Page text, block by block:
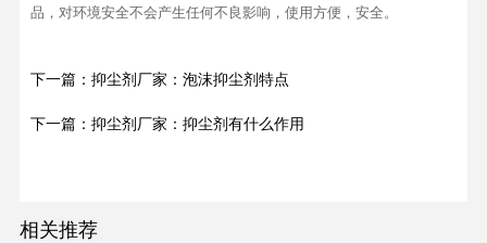
品，对环境安全不会产生任何不良影响，使用方便，安全。
下一篇：抑尘剂厂家：泡沫抑尘剂特点
下一篇：抑尘剂厂家：抑尘剂有什么作用
相关推荐